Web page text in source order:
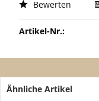
Bewerten
Artikel-Nr.:
Ähnliche Artikel